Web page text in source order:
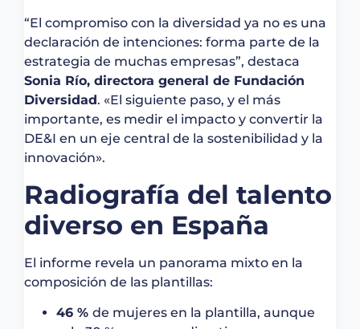
“El compromiso con la diversidad ya no es una
declaración de intenciones: forma parte de la
estrategia de muchas empresas”, destaca
Sonia Río, directora general de Fundación
Diversidad. «El siguiente paso, y el más
importante, es medir el impacto y convertir la
DE&I en un eje central de la sostenibilidad y la
innovación».
Radiografía del talento
diverso en España
El informe revela un panorama mixto en la
composición de las plantillas:
46 % de mujeres en la plantilla, aunque